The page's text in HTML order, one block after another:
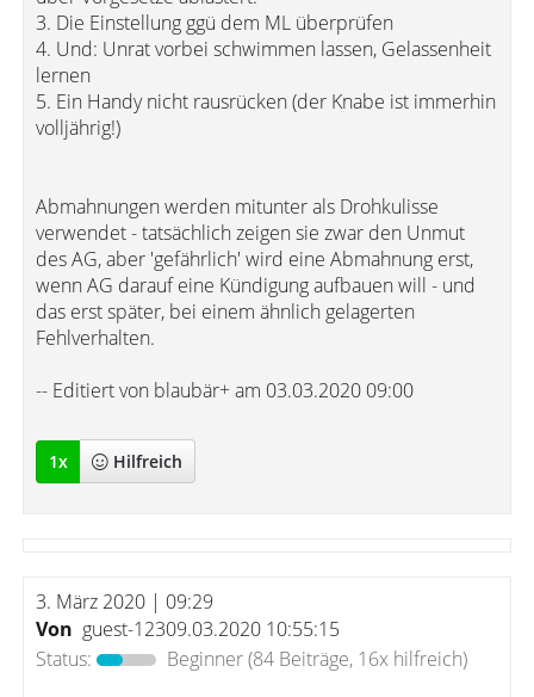
3. Die Einstellung ggü dem ML überprüfen
4. Und: Unrat vorbei schwimmen lassen, Gelassenheit
lernen
5. Ein Handy nicht rausrücken (der Knabe ist immerhin
volljährig!)
Abmahnungen werden mitunter als Drohkulisse
verwendet - tatsächlich zeigen sie zwar den Unmut
des AG, aber 'gefährlich' wird eine Abmahnung erst,
wenn AG darauf eine Kündigung aufbauen will - und
das erst später, bei einem ähnlich gelagerten
Fehlverhalten.
-- Editiert von blaubär+ am 03.03.2020 09:00
1x Hilfreich
3. März 2020 | 09:29
Von guest-12309.03.2020 10:55:15
Status:
Beginner(84 Beiträge, 16x hilfreich)